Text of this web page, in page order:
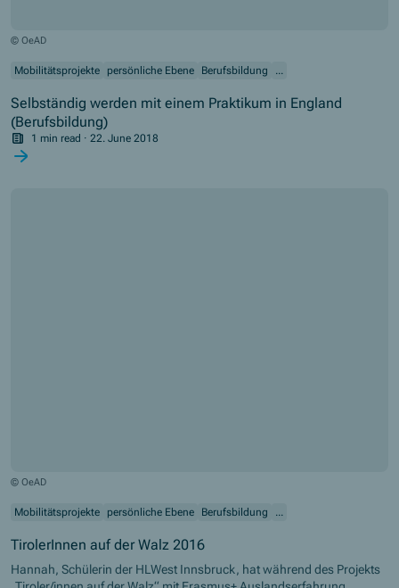
© OeAD
Mobilitätsprojekte persönliche Ebene Berufsbildung ...
Selbständig werden mit einem Praktikum in England
(Berufsbildung)
1 min read · 22. June 2018
© OeAD
Mobilitätsprojekte persönliche Ebene Berufsbildung ...
TirolerInnen auf der Walz 2016
Hannah, Schülerin der HLWest Innsbruck, hat während des Projekts